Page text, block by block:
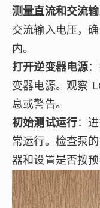
测量直流和交流
交流输入电压，
内。
打开逆变器电源
变器电源。观察
息或警告。
初始测试运行：
常运行。检查泵
器和设置是否按预